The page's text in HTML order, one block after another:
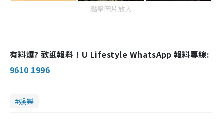
點擊圖片放大
有料爆? 歡迎報料！U Lifestyle WhatsApp 報料專線:
9610 1996
娛樂